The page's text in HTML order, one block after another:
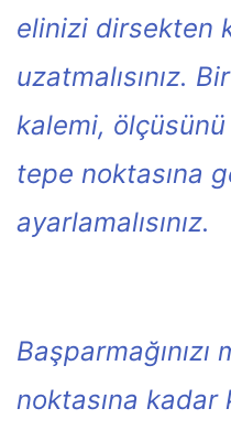
elinizi dirsekten
uzatmalısınız.
kalemi, ölçüsünü
tepe noktasına
ayarlamalısınız.
noktasına kadar